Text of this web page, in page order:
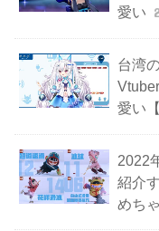
愛い
台湾
愛い
2022
紹介
めち